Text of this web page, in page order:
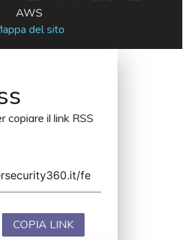
AWS
del sito
copiare il link RSS
COPIA LINK